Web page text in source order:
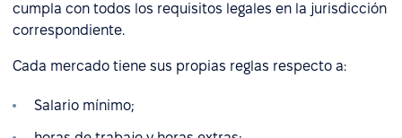
cumpla con todos los requisitos legales en la jurisdicción
correspondiente.
Cada mercado tiene sus propias reglas respecto a:
Salario mínimo;